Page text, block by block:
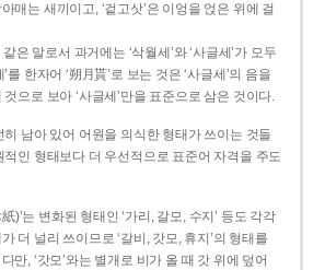
매는 새끼이고, ‘겉고삿’은 이엉을 얹은 위에 걸
은 말로서 과거에는 ‘삭월세’와 ‘사글세’가 모두
를 한자어 ‘朔月貰’로 보는 것은 ‘사글세’의 음을
으로 보아 ‘사글세’만을 표준으로 삼은 것이다.
히 남아 있어 어원을 의식한 형태가 쓰이는 것들
적인 형태보다 더 우선적으로 표준어 자격을 주도
)’는 변화된 형태인 ‘가리, 갈모, 수지’ 등도 각각
더 널리 쓰이므로 ‘갈비, 갓모, 휴지’의 형태를
만, ‘갓모’와는 별개로 비가 올 때 갓 위에 덮어